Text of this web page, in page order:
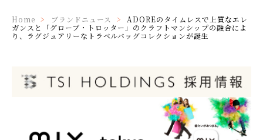
Home ブランドニュース
ADOREのタイムレスで上質なエレ
ガンスと「グローブ・トロッター」のクラフトマンシップの融合によ
り、ラグジュアリーなトラベルバッグコレクションが誕生